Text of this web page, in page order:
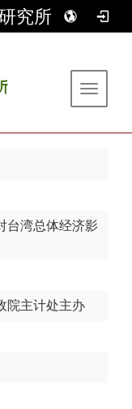
究所
Toggle
台湾总体经济影
院主计处主办